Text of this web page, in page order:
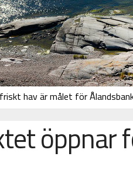
hav är målet för
öppnar